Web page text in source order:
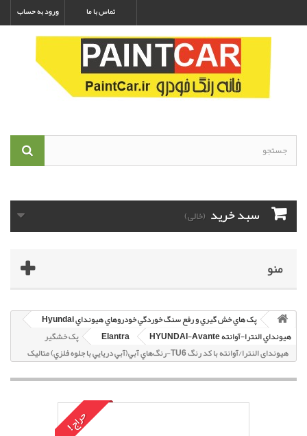
ورود به حساب تماس با ما
سبد خرید (خالی)
منو
پک هاي خش گيري و رفع سنگ خوردگي خودروهاي هيونداي Hyundai
هيونداي النترا-آوانته HYUNDAI-Avante
Elantra
پک خشگير
هیوندای النترا/آوانته با کد رنگ TU6-رنگ‌هاي آبي(آبي دريايي با جلوه فلزي) متاليک
حراج!